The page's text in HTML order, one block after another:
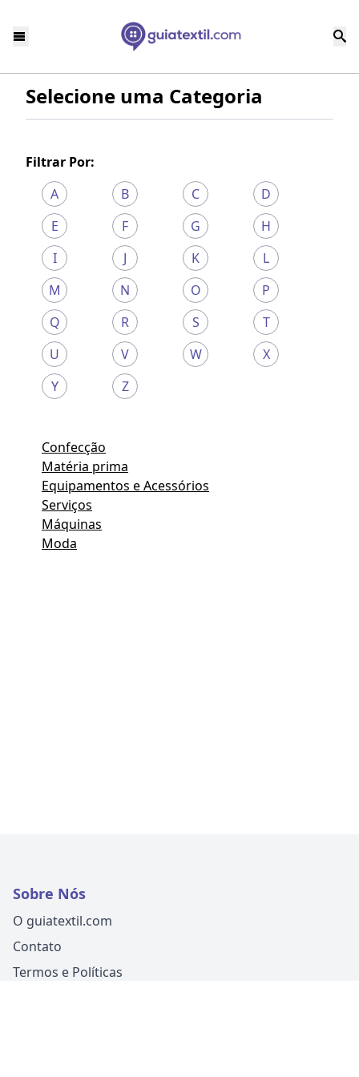
Selecione uma Categoria
Filtrar Por:
A
B C
D
E
F G
H
I
J K
L
M
N O
P
Q
R S
T
U
V W
X
Y
Z
Confecção
Matéria prima
Equipamentos e Acessórios
Serviços
Máquinas
Moda
Sobre Nós
O guiatextil.com
Contato
Termos e Políticas